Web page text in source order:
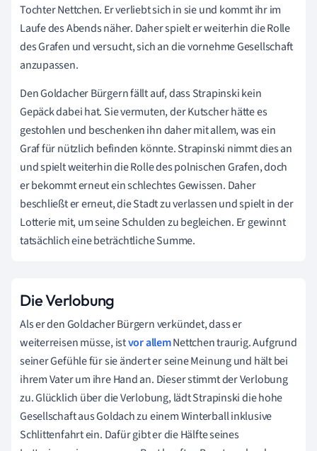
Tochter Nettchen. Er verliebt sich in sie und kommt ihr im
Laufe des Abends näher. Daher spielt er weiterhin die Rolle
des Grafen und versucht, sich an die vornehme Gesellschaft
anzupassen.
Den Goldacher Bürgern fällt auf, dass Strapinski kein
Gepäck dabei hat. Sie vermuten, der Kutscher hätte es
gestohlen und beschenken ihn daher mit allem, was ein
Graf für nützlich befinden könnte. Strapinski nimmt dies an
und spielt weiterhin die Rolle des polnischen Grafen, doch
er bekommt erneut ein schlechtes Gewissen. Daher
beschließt er erneut, die Stadt zu verlassen und spielt in der
Lotterie mit, um seine Schulden zu begleichen. Er gewinnt
tatsächlich eine beträchtliche Summe.
Die Verlobung
Als er den Goldacher Bürgern verkündet, dass er
weiterreisen müsse, istvor allemNettchen traurig. Aufgrund
seiner Gefühle für sie ändert er seine Meinung und hält bei
ihrem Vater um ihre Hand an. Dieser stimmt der Verlobung
zu. Glücklich über die Verlobung, lädt Strapinski die hohe
Gesellschaft aus Goldach zu einem Winterball inklusive
Schlittenfahrt ein. Dafür gibt er die Hälfte seines